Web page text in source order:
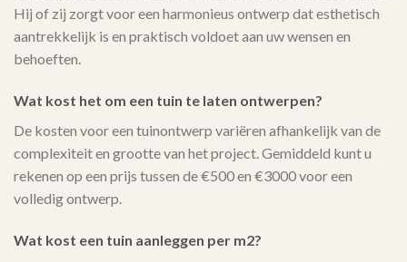
Hij of zij zorgt voor een harmonieus ontwerp dat esthetisch
aantrekkelijk is en praktisch voldoet aan uw wensen en
behoeften.
Wat kost het om een tuin te laten ontwerpen?
De kosten voor een tuinontwerp variëren afhankelijk van de
complexiteit en grootte van het project. Gemiddeld kunt u
rekenen op een prijs tussen de €500 en €3000 voor een
volledig ontwerp.
Wat kost een tuin aanleggen per m2?